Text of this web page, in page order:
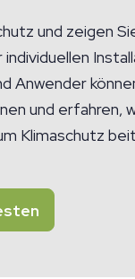
und zeigen
Anwender
und erfahren,
Klimaschutz